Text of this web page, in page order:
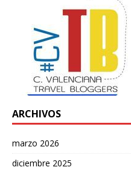
ARCHIVOS
marzo 2026
diciembre 2025